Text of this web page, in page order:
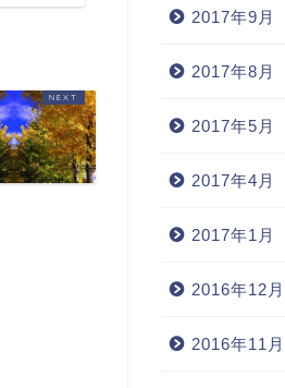
2017年9月
2017年8月
2017年5月
2017年4月
2017年1月
2016年12月
2016年11月